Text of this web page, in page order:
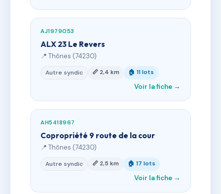
AJ1979053
ALX 23 Le Revers
📍 Thônes (74230)
Autre syndic 📏 2,4 km 🏠 11 lots
Voir la fiche →
AH5418967
Copropriété 9 route de la cour
📍 Thônes (74230)
Autre syndic 📏 2,5 km 🏠 17 lots
Voir la fiche →